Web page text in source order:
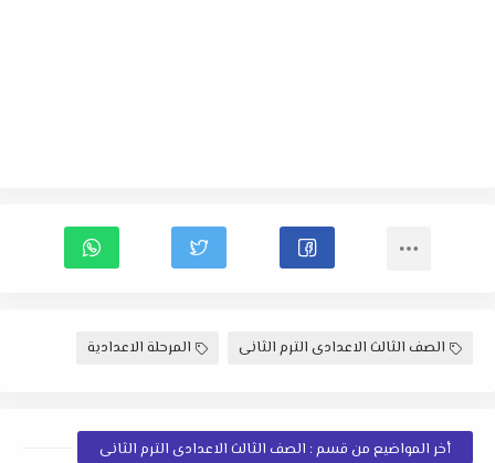
الصف الثالث الاعدادى الترم الثانى المرحلة الاعدادية
أخر المواضيع من قسم : الصف الثالث الاعدادى الترم الثانى